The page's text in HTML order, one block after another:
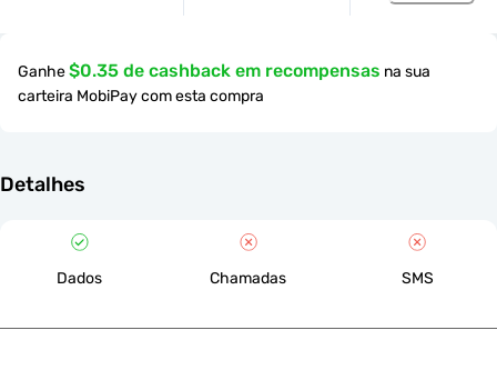
Ganhe$0.35 de cashback em recompensas na sua
carteira MobiPay com esta compra
Detalhes
Dados Chamadas SMS